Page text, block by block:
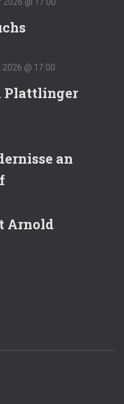
@ 17:00
Plattlinger
an
Arnold